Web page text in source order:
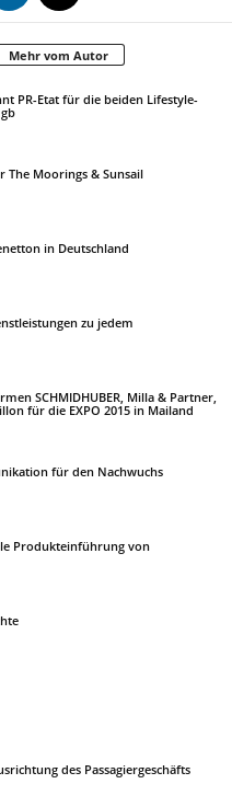
Mehr vom Autor
PR-Etat für die beiden Lifestyle-
The Moorings & Sunsail
in Deutschland
zu jedem
SCHMIDHUBER, Milla & Partner,
für die EXPO 2015 in Mailand
für den Nachwuchs
Produkteinführung von
des Passagiergeschäfts